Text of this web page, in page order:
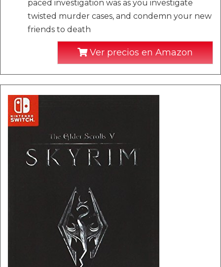
paced investigation was as you investigate
twisted murder cases, and condemn your new
friends to death
Ver precios en Amazon